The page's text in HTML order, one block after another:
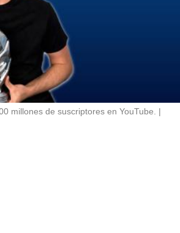
millones de suscriptores en YouTube.